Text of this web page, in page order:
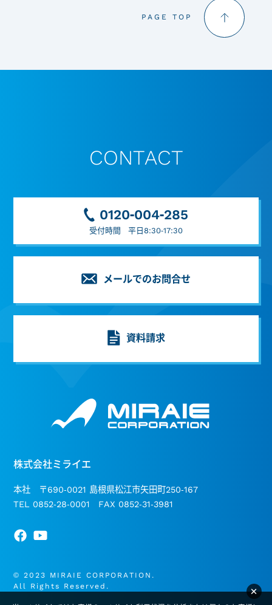
PAGE TOP
CONTACT
0120-004-285
受付時間 平日8:30-17:30
メールでのお問合せ
資料請求
株式会社ミライエ
本社 〒690-0021 島根県松江市矢田町250-167
TEL 0852-28-0001 FAX 0852-31-3981
© 2023 MIRAIE CORPORATION.
All Rights Reserved.
×